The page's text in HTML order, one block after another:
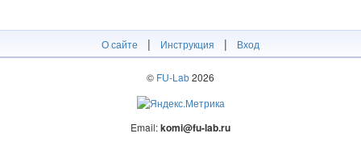
О сайте | Инструкция | Вход
© FU-Lab2026
Email:komi@fu-lab.ru